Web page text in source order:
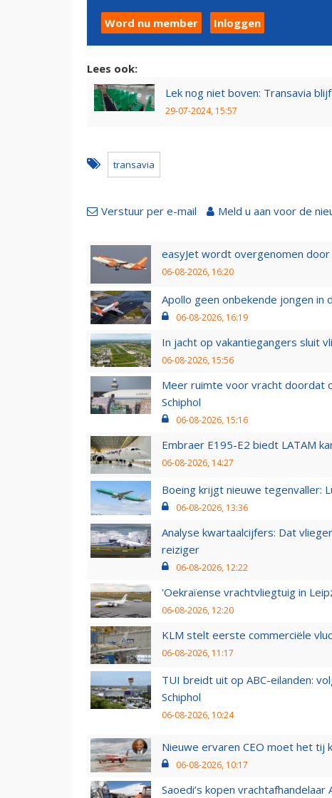
Word nu member Inloggen
Lees ook:
Lek nog niet boven: Transavia
29-07-2024, 15:57
transavia
Verstuur per e-mail Meld u aan voor de
easyJet wordt overgenomen door
06-08-2026, 16:20
Apollo geen onbekende jongen in
06-08-2026, 16:19
In jacht op vakantiegangers sluit
06-08-2026, 15:56
Meer ruimte voor vracht doordat
Schiphol
06-08-2026, 15:16
Embraer E195-E2 biedt LATAM
06-08-2026, 14:27
Boeing krijgt nieuwe tegenvaller:
06-08-2026, 13:36
Analyse kwartaalcijfers: Dat
reiziger
06-08-2026, 12:22
'Oekraïense vrachtvliegtuig in
06-08-2026, 12:20
KLM stelt eerste commerciële
06-08-2026, 11:17
TUI breidt uit op ABC-eilanden:
Schiphol
06-08-2026, 10:24
Nieuwe ervaren CEO moet het tij
06-08-2026, 10:17
Saoedi’s kopen